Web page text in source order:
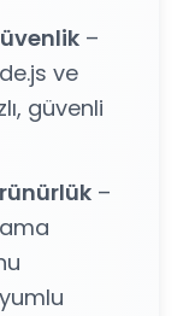
–
ve
güvenli
–